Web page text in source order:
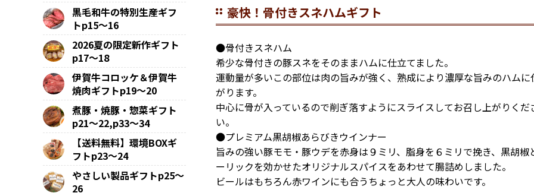
豪快！骨付きスネハムギフト
●骨付きスネハム
希少な骨付きの豚スネをそのままハムに仕立てました。
運動量が多いこの部位は肉の旨みが強く、熟成により濃厚な旨みのハムに
がります。
中心に骨が入っているので削ぎ落すようにスライスしてお召し上がりくだ
い。
●プレミアム黒胡椒あらびきウインナー
旨みの強い豚モモ・豚ウデを赤身は９ミリ、脂身を６ミリで挽き、黒胡椒
ーリックを効かせたオリジナルスパイスをあわせて腸詰めしました。
ビールはもちろん赤ワインにも合うちょっと大人の味わいです。
黒毛和牛の特別生産ギフ
トp15～16
2026夏の限定新作ギフト
p17～18
伊賀牛コロッケ＆伊賀牛
焼肉ギフトp19～20
煮豚・焼豚・惣菜ギフト
p21～22,p33～34
【送料無料】環境BOXギ
フトp23～24
やさしい製品ギフトp25～
26